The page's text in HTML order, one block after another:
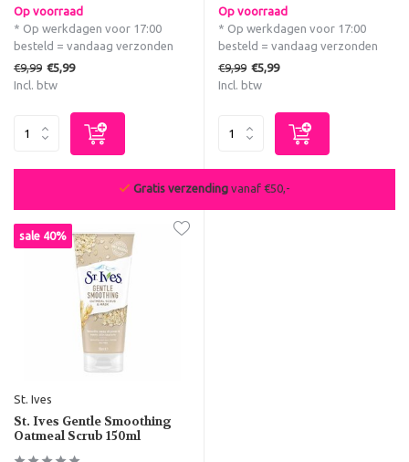
Op voorraad
* Op werkdagen voor 17:00
besteld = vandaag verzonden
€9,99 €5,99
Incl. btw
Op voorraad
* Op werkdagen voor 17:00
besteld = vandaag verzonden
€9,99 €5,99
Incl. btw
Gratis verzending vanaf €50,-
sale 40%
St. Ives
St. Ives Gentle Smoothing
Oatmeal Scrub 150ml